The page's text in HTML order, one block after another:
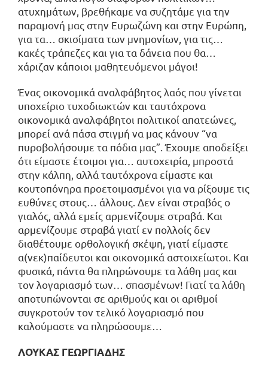
ατυχημάτων, βρεθήκαμε να συζητάμε για την
παραμονή μας στην Ευρωζώνη και στην Ευρώπη,
για τα… σκισίματα των μνημονίων, για τις…
κακές τράπεζες και για τα δάνεια που θα…
χάριζαν κάποιοι μαθητευόμενοι μάγοι!
Ένας οικονομικά αναλφάβητος λαός που γίνεται
υποχείριο τυχοδιωκτών και ταυτόχρονα
οικονομικά αναλφάβητοι πολιτικοί απατεώνες,
μπορεί ανά πάσα στιγμή να μας κάνουν “να
πυροβολήσουμε τα πόδια μας”. Έχουμε αποδείξει
ότι είμαστε έτοιμοι για… αυτοχειρία, μπροστά
στην κάλπη, αλλά ταυτόχρονα είμαστε και
κουτοπόνηρα προετοιμασμένοι για να ρίξουμε τις
ευθύνες στους… άλλους. Δεν είναι στραβός ο
γιαλός, αλλά εμείς αρμενίζουμε στραβά. Και
αρμενίζουμε στραβά γιατί εν πολλοίς δεν
διαθέτουμε ορθολογική σκέψη, γιατί είμαστε
α(νεκ)παίδευτοι και οικονομικά αστοιχείωτοι. Και
φυσικά, πάντα θα πληρώνουμε τα λάθη μας και
τον λογαριασμό των… σπασμένων! Γιατί τα λάθη
αποτυπώνονται σε αριθμούς και οι αριθμοί
συγκροτούν τον τελικό λογαριασμό που
καλούμαστε να πληρώσουμε…
ΛΟΥΚΑΣ ΓΕΩΡΓΙΑΔΗΣ